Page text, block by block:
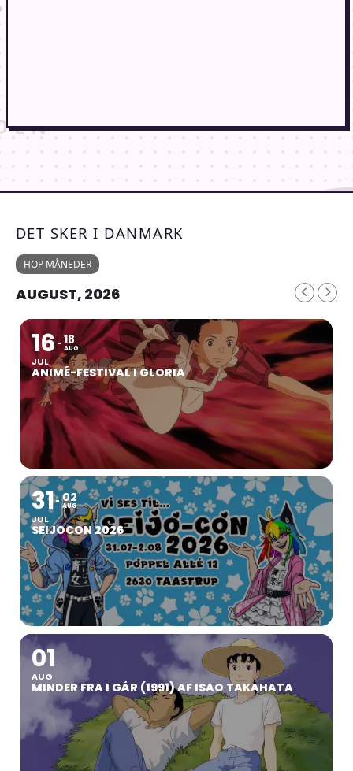
DET SKER I DANMARK
HOP MÅNEDER
AUGUST, 2026
16
JUL
18
AUG
ANIMÉ-FESTIVAL I GLORIA
31
JUL
02
AUG
SEIJOCON 2026
01
AUG
MINDER FRA I GÅR (1991) AF ISAO TAKAHATA